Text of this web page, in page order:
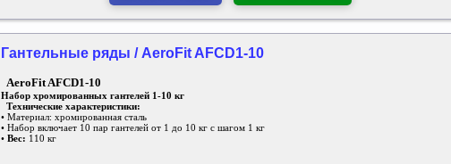
Гантельные ряды / AeroFit AFCD1-10
AeroFit AFCD1-10
Набор хромированных гантелей 1-10 кг
Технические характеристики:
• Материал: хромированная сталь
• Набор включает 10 пар гантелей от 1 до 10 кг с шагом 1 кг
• Вес: 110 кг